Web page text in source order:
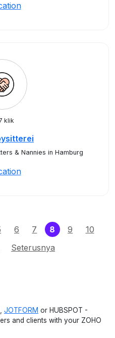
klik
& Nannies in Hamburg
6 7 8 (current)
9
10
Seterusnya
JOTFORM or HUBSPOT -
and clients with your ZOHO